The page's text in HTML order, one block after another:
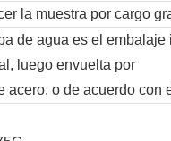
la muestra por cargo
de agua es el
luego envuelta por
acero. o de acuerdo con